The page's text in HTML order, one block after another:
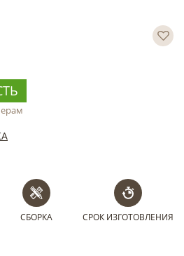
СБОРКА СРОК ИЗГОТОВЛЕНИЯ